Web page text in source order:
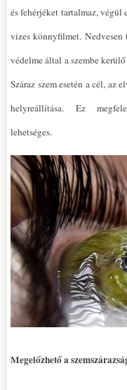
és fehérjéket tartalmaz, végül
vizes könnyfilmet.
védelme által a szembe
Száraz szem esetén a cél,
helyreállítása. Ez
lehetséges.
Megelőzhető a